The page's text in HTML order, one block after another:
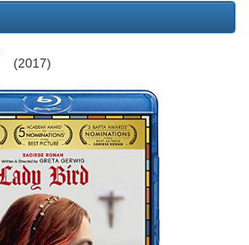
ン
2017